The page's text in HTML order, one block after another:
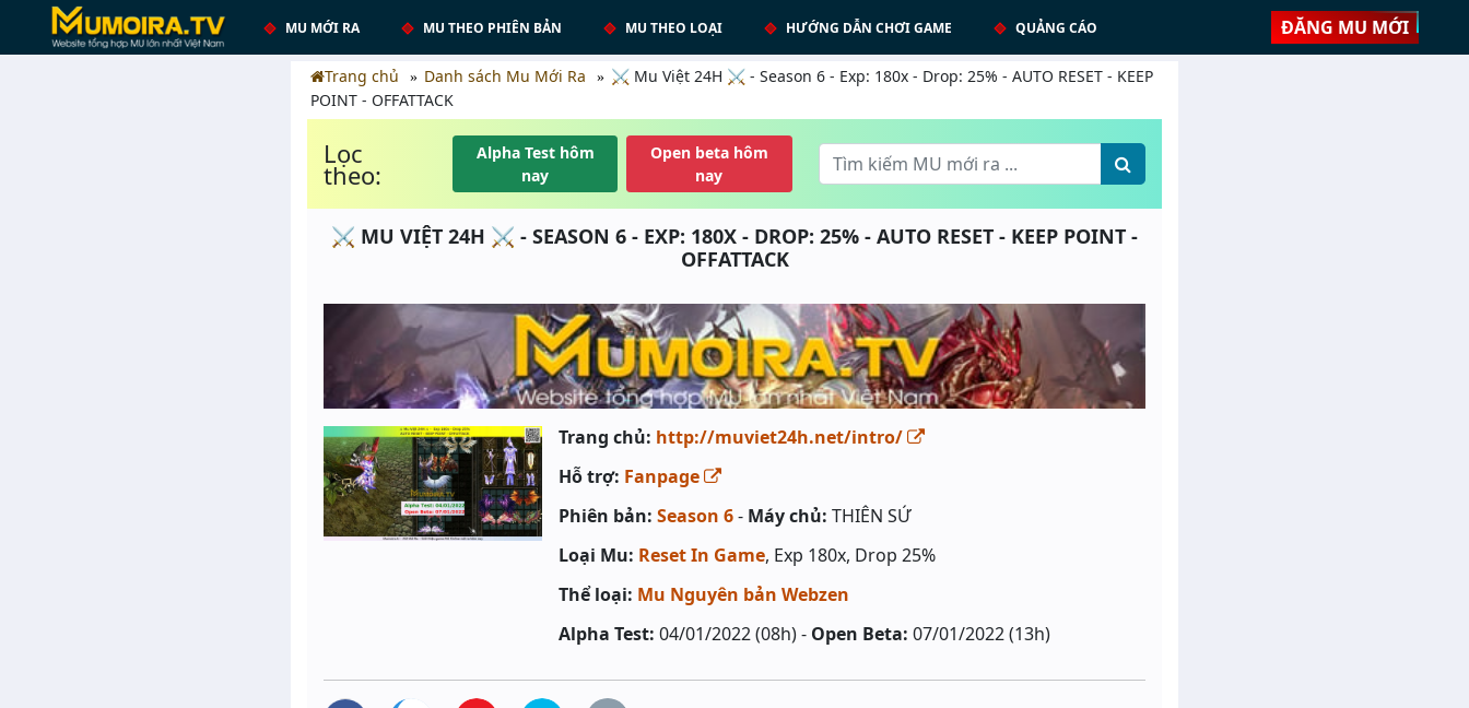
MU MỚI RA MU THEO PHIÊN BẢN MU THEO LOẠI HƯỚNG DẪN CHƠI GAME QUẢNG CÁO ĐĂNG MU MỚI
Trang chủ Danh sách Mu Mới Ra
⚔️ Mu Việt 24H ⚔️ - Season 6 - Exp: 180x - Drop: 25% - AUTO RESET - KEEP
POINT - OFFATTACK
Lọc
theo:
Alpha Test hôm
nay
Open beta hôm
nay
⚔️ MU VIỆT 24H ⚔️ - SEASON 6 - EXP: 180X - DROP: 25% - AUTO RESET - KEEP POINT -
OFFATTACK
Trang chủ: http://muviet24h.net/intro/
Hỗ trợ: Fanpage
Phiên bản: Season 6- Máy chủ: THIÊN SỨ
Loại Mu: Reset In Game, Exp 180x, Drop 25%
Thể loại: Mu Nguyên bản Webzen
Alpha Test: 04/01/2022 (08h) - Open Beta: 07/01/2022 (13h)